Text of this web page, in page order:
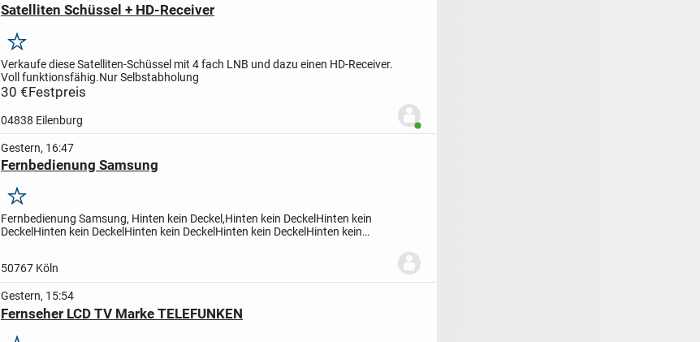
Satelliten Schüssel + HD-Receiver
Merken
Verkaufe diese Satelliten-Schüssel mit 4 fach LNB und dazu einen HD-Receiver.
Voll funktionsfähig.Nur Selbstabholung
30 €Festpreis
04838 Eilenburg Benutzer ist online
Gestern, 16:47
Fernbedienung Samsung
Merken
Fernbedienung Samsung, Hinten kein Deckel,Hinten kein DeckelHinten kein
DeckelHinten kein DeckelHinten kein DeckelHinten kein DeckelHinten kein
50767 Köln
Gestern, 15:54
Fernseher LCD TV Marke TELEFUNKEN